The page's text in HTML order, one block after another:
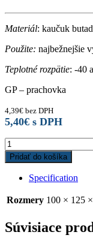
Materiál: kaučuk
Použite: najbežnejšie
Teplotné rozpätie: -40
GP – prachovka
4,39€ bez DPH
5,40€ s DPH
Gufero
100x125x12
GP
quantity
Pridať do košíka
Specification
Rozmery 100 × 125
Súvisiace